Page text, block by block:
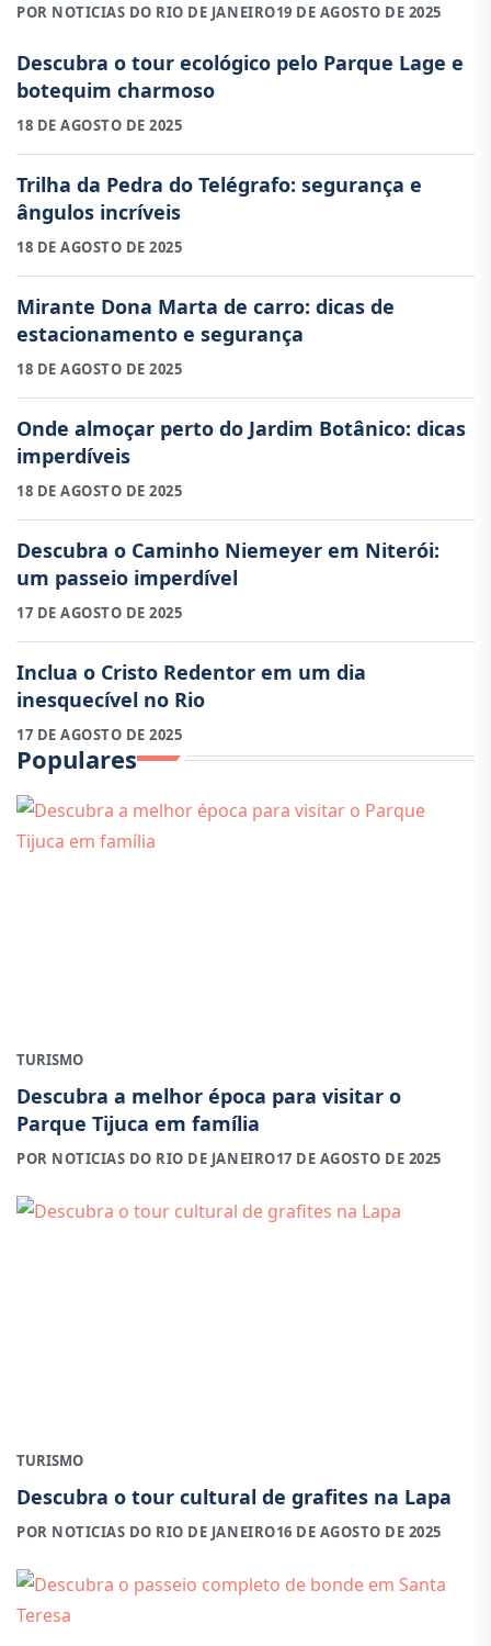
POR NOTICIAS DO RIO DE JANEIRO19 DE AGOSTO DE 2025
Descubra o tour ecológico pelo Parque Lage e
botequim charmoso
18 DE AGOSTO DE 2025
Trilha da Pedra do Telégrafo: segurança e
ângulos incríveis
18 DE AGOSTO DE 2025
Mirante Dona Marta de carro: dicas de
estacionamento e segurança
18 DE AGOSTO DE 2025
Onde almoçar perto do Jardim Botânico: dicas
imperdíveis
18 DE AGOSTO DE 2025
Descubra o Caminho Niemeyer em Niterói:
um passeio imperdível
17 DE AGOSTO DE 2025
Inclua o Cristo Redentor em um dia
inesquecível no Rio
17 DE AGOSTO DE 2025
Populares
TURISMO
Descubra a melhor época para visitar o
Parque Tijuca em família
POR NOTICIAS DO RIO DE JANEIRO17 DE AGOSTO DE 2025
TURISMO
Descubra o tour cultural de grafites na Lapa
POR NOTICIAS DO RIO DE JANEIRO16 DE AGOSTO DE 2025